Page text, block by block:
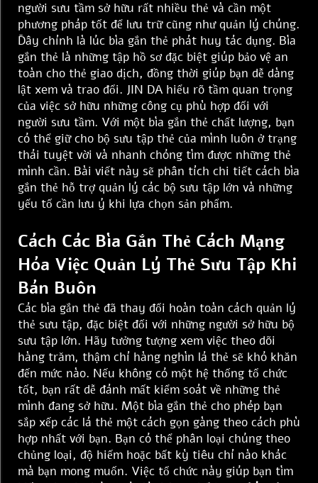
người sưu tầm sở hữu rất nhiều thẻ và cần một
phương pháp tốt để lưu trữ cũng như quản lý chúng.
Đây chính là lúc bìa gắn thẻ phát huy tác dụng. Bìa
gắn thẻ là những tập hồ sơ đặc biệt giúp bảo vệ an
toàn cho thẻ giao dịch, đồng thời giúp bạn dễ dàng
lật xem và trao đổi. JIN DA hiểu rõ tầm quan trọng
của việc sở hữu những công cụ phù hợp đối với
người sưu tầm. Với một bìa gắn thẻ chất lượng, bạn
có thể giữ cho bộ sưu tập thẻ của mình luôn ở trạng
thái tuyệt vời và nhanh chóng tìm được những thẻ
mình cần. Bài viết này sẽ phân tích chi tiết cách bìa
gắn thẻ hỗ trợ quản lý các bộ sưu tập lớn và những
yếu tố cần lưu ý khi lựa chọn sản phẩm.
Cách Các Bìa Gắn Thẻ Cách Mạng
Hóa Việc Quản Lý Thẻ Sưu Tập Khi
Bán Buôn
Các bìa gắn thẻ đã thay đổi hoàn toàn cách quản lý
thẻ sưu tập, đặc biệt đối với những người sở hữu bộ
sưu tập lớn. Hãy tưởng tượng xem việc theo dõi
hàng trăm, thậm chí hàng nghìn lá thẻ sẽ khó khăn
đến mức nào. Nếu không có một hệ thống tổ chức
tốt, bạn rất dễ đánh mất kiểm soát về những thẻ
mình đang sở hữu. Một bìa gắn thẻ cho phép bạn
sắp xếp các lá thẻ một cách gọn gàng theo cách phù
hợp nhất với bạn. Bạn có thể phân loại chúng theo
chủng loại, độ hiếm hoặc bất kỳ tiêu chí nào khác
mà bạn mong muốn. Việc tổ chức này giúp bạn tìm